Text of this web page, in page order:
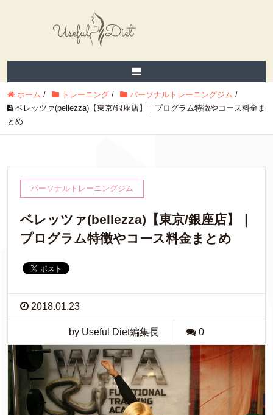
ホーム / トレーニング / パーソナルトレーニングジム /
ベレッツァ(bellezza)【東京/銀座店】｜プログラム特徴やコース料金ま
とめ
パーソナルトレーニングジム
ベレッツァ(bellezza)【東京/銀座店】｜
プログラム特徴やコース料金まとめ
2018.01.23
by Useful Diet編集長 0